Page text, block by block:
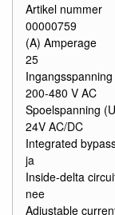
Artikel nummer
00000759
(A) Amperage
25
200-480 V AC
Spoelspanning
24V AC/DC
Integrated
ja
Inside-delta
nee
Adjustable